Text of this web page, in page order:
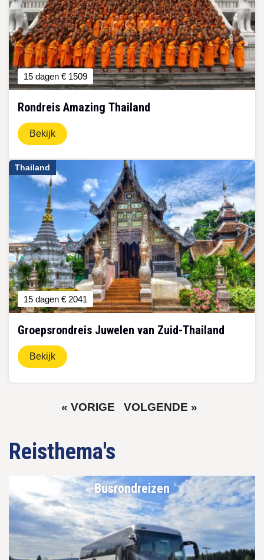
15 dagen € 1509
Rondreis Amazing Thailand
Bekijk
Thailand
15 dagen € 2041
Groepsrondreis Juwelen van Zuid-Thailand
Bekijk
VORIGE
« VORIGE
VOLGENDE
VOLGENDE »
Reisthema's
Busrondreizen